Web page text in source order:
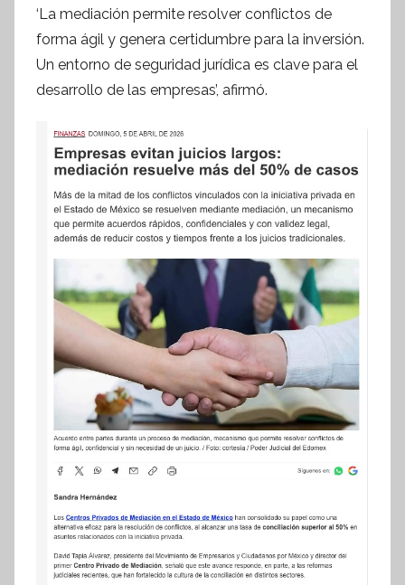
a
t
i
‘La mediación permite resolver conflictos de
forma ágil y genera certidumbre para la inversión.
Un entorno de seguridad jurídica es clave para el
desarrollo de las empresas’, afirmó.